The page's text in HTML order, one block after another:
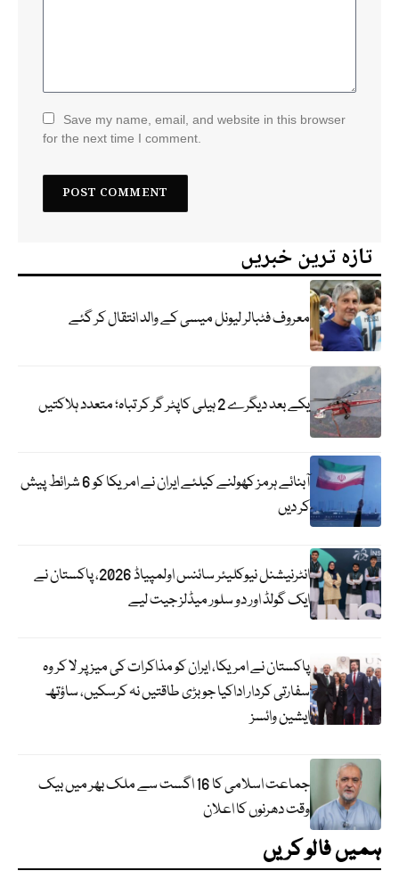
Save my name, email, and website in this browser
for the next time I comment.
تازہ ترین خبریں
معروف فٹبالر لیونل میسی کے والد انتقال کر گئے
یکے بعد دیگرے 2 ہیلی کاپٹر گر کر تباہ؛ متعدد ہلاکتیں
آبنائے ہرمز کھولنے کیلئے ایران نے امریکا کو 6 شرائط پیش
کر دیں
انٹرنیشنل نیوکلیئر سائنس اولمپیاڈ 2026، پاکستان نے
ایک گولڈ اور دو سلور میڈلز جیت لیے
پاکستان نے امریکا، ایران کو مذاکرات کی میز پر لا کر وہ
سفارتی کردار اداکیا جو بڑی طاقتیں نہ کرسکیں، ساؤتھ
ایشین وائسز
جماعت اسلامی کا 16 اگست سے ملک بھر میں بیک
وقت دھرنوں کا اعلان
ہمیں فالو کریں